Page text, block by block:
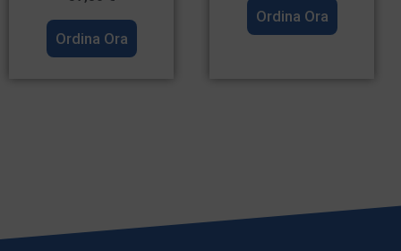
Ordina Ora
Ordina Ora